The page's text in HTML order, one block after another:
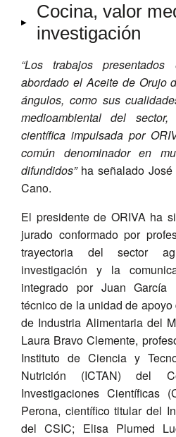
Cocina, valor
investigación
“Los trabajos
abordado el Aceite de Orujo
ángulos, como sus
medioambiental del
científica impulsada por
común denominador en
difundidos”ha señalado José
Cano.
El presidente de ORIVA ha
jurado conformado por
trayectoria del sector
investigación y la
integrado por Juan García
técnico de la unidad de
de Industria Alimentaria del
Laura Bravo Clemente,
Instituto de Ciencia y
Nutrición (ICTAN) del
Investigaciones Científicas
Perona, científico titular del
del CSIC; Elisa Plumed